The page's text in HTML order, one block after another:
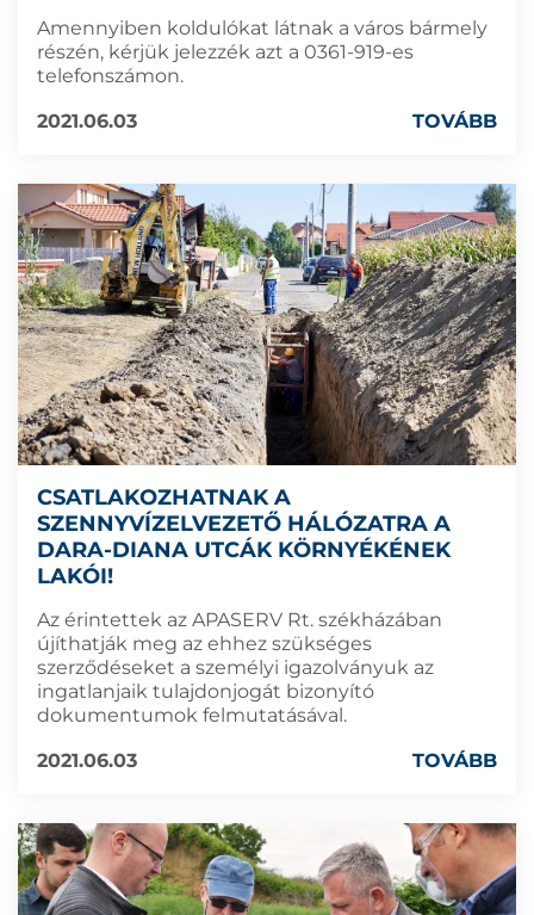
Amennyiben koldulókat látnak a város bármely
részén, kérjük jelezzék azt a 0361-919-es
telefonszámon.
2021.06.03
TOVÁBB
CSATLAKOZHATNAK A
SZENNYVÍZELVEZETŐ HÁLÓZATRA A
DARA-DIANA UTCÁK KÖRNYÉKÉNEK
LAKÓI!
Az érintettek az APASERV Rt. székházában
újíthatják meg az ehhez szükséges
szerződéseket a személyi igazolványuk az
ingatlanjaik tulajdonjogát bizonyító
dokumentumok felmutatásával.
2021.06.03
TOVÁBB